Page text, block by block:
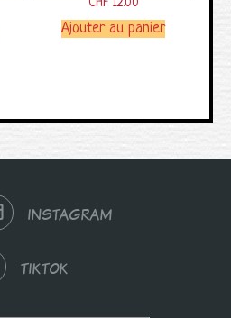
Ajouter au panier
INSTAGRAM
TIKTOK